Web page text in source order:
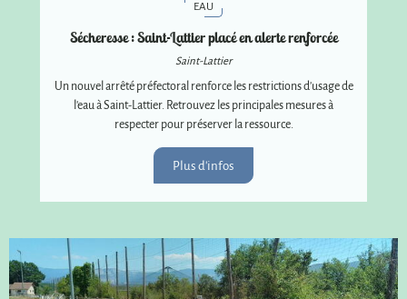
EAU
Sécheresse : Saint-Lattier placé en alerte renforcée
Saint-Lattier
Un nouvel arrêté préfectoral renforce les restrictions d'usage de
l'eau à Saint-Lattier. Retrouvez les principales mesures à
respecter pour préserver la ressource.
Plus d'infos